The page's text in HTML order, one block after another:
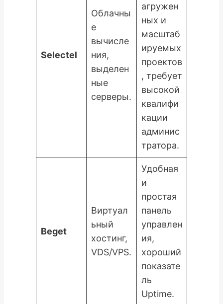
Selectel
Облачны
е
вычисле
ния,
выделен
ные
серверы.
агружен
ных и
масштаб
ируемых
проектов
, требует
высокой
квалифи
кации
админис
тратора.
Beget
Виртуал
ьный
хостинг,
VDS/VPS.
Удобная
и
простая
панель
управлен
ия,
хороший
показате
ль
Uptime.